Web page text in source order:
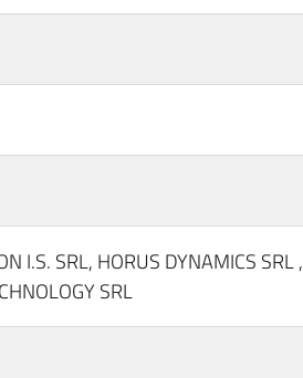
I.S. SRL, HORUS DYNAMICS SRL ,
SRL